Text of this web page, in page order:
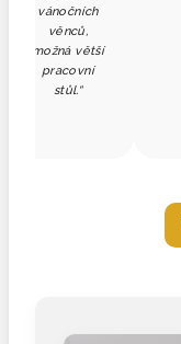
vánočních
věnců,
možná větší
pracovní
stůl.“